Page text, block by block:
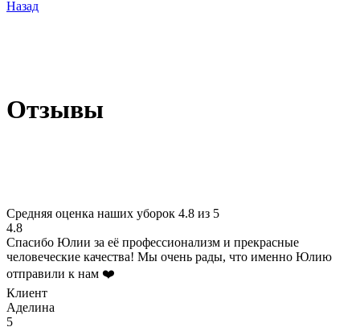
Назад
Отзывы
Средняя оценка наших уборок 4.8 из 5
4.8
Спасибо Юлии за её профессионализм и прекрасные
человеческие качества! Мы очень рады, что именно Юлию
отправили к нам ❤️
Клиент
Аделина
5